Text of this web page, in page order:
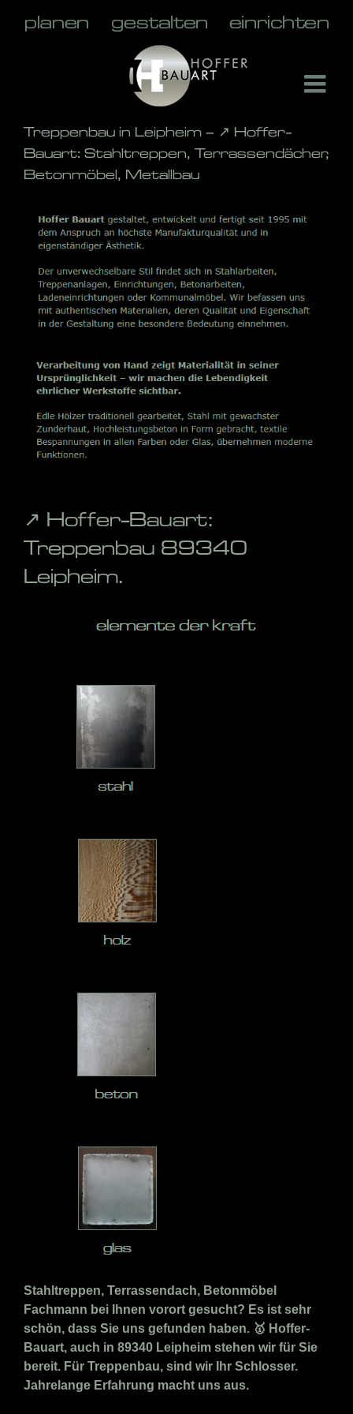
Treppenbau in Leipheim – ↗️ Hoffer-
Bauart: Stahltreppen, Terrassendächer,
Betonmöbel, Metallbau
↗️ Hoffer-Bauart:
Treppenbau 89340
Leipheim.
Stahltreppen, Terrassendach, Betonmöbel
Fachmann bei Ihnen vorort gesucht? Es ist sehr
schön, dass Sie uns gefunden haben. 🥇 Hoffer-
Bauart, auch in 89340 Leipheim stehen wir für Sie
bereit. Für Treppenbau, sind wir Ihr Schlosser.
Jahrelange Erfahrung macht uns aus.